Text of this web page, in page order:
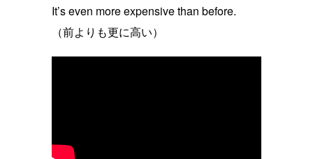
It’s even more expensive than before.
（前よりも更に高い）